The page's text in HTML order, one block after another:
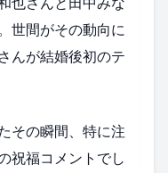
世間がその動向に
んが結婚後初のテ
その瞬間、特に注
祝福コメントでし